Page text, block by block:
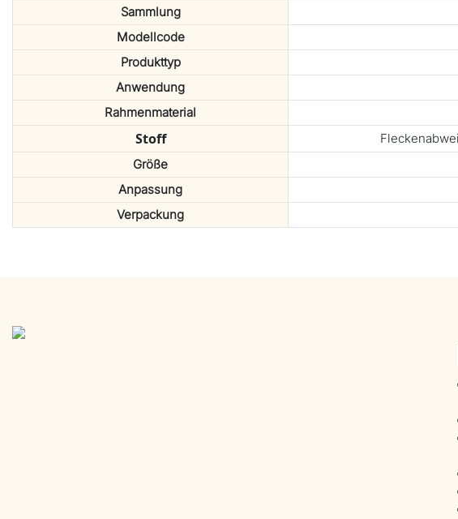
Sammlung
Modellcode
Produkttyp
Anwendung
Rahmenmaterial
Stoff
Größe
Anpassung
Verpackung